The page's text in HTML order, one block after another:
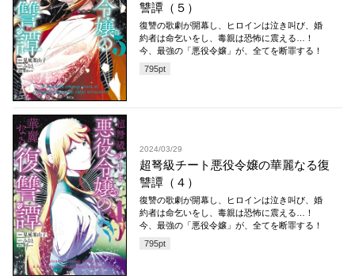
讐譚（５）
復讐の歌劇が開幕し、ヒロインは泣き叫び、婚
約者は命乞いをし、毒親は恐怖に震える…！
今、最強の「悪役令嬢」が、全てを断罪する！
795pt
2024/03/29
超弩級チート悪役令嬢の華麗なる復
讐譚（４）
復讐の歌劇が開幕し、ヒロインは泣き叫び、婚
約者は命乞いをし、毒親は恐怖に震える…！
今、最強の「悪役令嬢」が、全てを断罪する！
795pt